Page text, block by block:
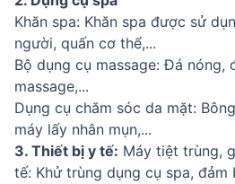
Khăn spa: Khăn spa được sử
người, quấn cơ thể,...
Bộ dụng cụ massage: Đá nóng,
massage,...
Dụng cụ chăm sóc da mặt:
máy lấy nhân mụn,...
3. Thiết bị y tế: Máy tiệt trùng,
tế: Khử trùng dụng cụ spa, đảm